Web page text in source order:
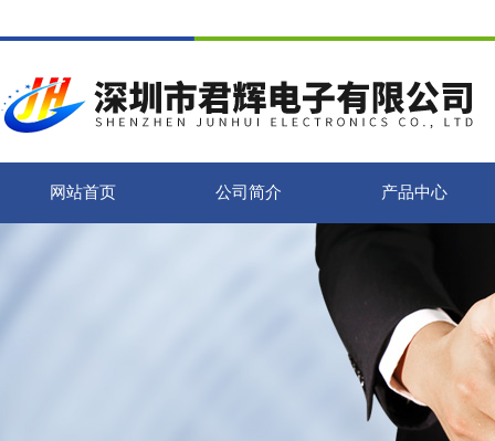
网站首页 公司简介 产品中心